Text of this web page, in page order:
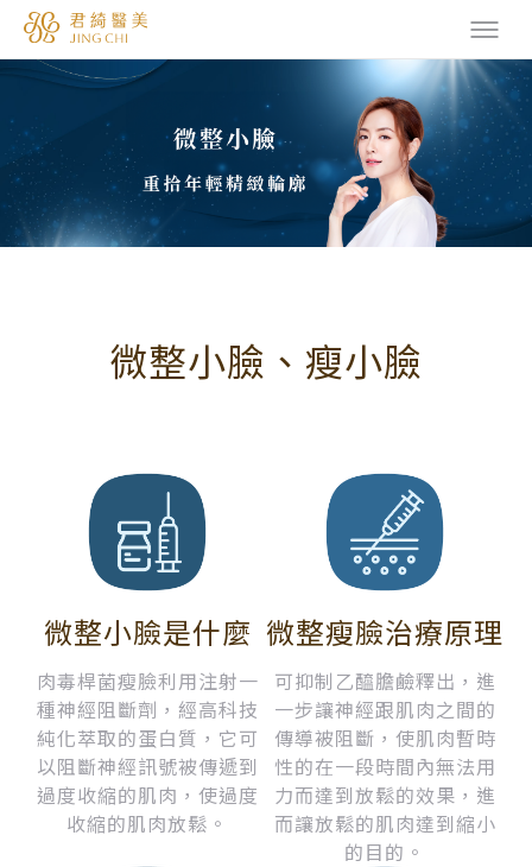
微整小臉、瘦小臉
微整小臉是什麼
肉毒桿菌瘦臉利用注射一
種神經阻斷劑，經高科技
純化萃取的蛋白質，它可
以阻斷神經訊號被傳遞到
過度收縮的肌肉，使過度
收縮的肌肉放鬆。
微整瘦臉治療原理
可抑制乙醯膽鹼釋出，進
一步讓神經跟肌肉之間的
傳導被阻斷，使肌肉暫時
性的在一段時間內無法用
力而達到放鬆的效果，進
而讓放鬆的肌肉達到縮小
的目的。